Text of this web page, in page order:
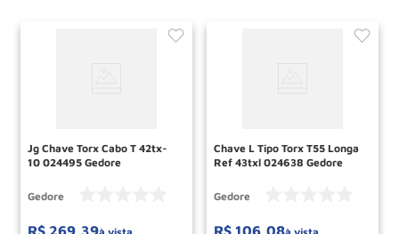
Jg Chave Torx Cabo T 42tx-
10 024495 Gedore
Gedore
R$ 269,39
Chave L Tipo Torx T55 Longa
Ref 43txl 024638 Gedore
Gedore
R$ 106,08